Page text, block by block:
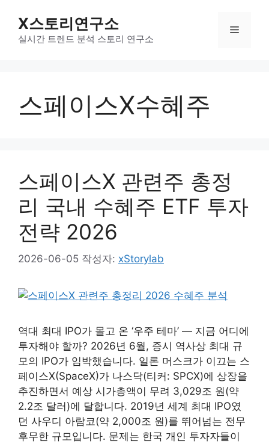
X스토리연구소
실시간 트렌드 분석 스토리 연구소
메
스페이스X수혜주
스페이스X 관련주 총정
리 국내 수혜주 ETF 투자
전략 2026
2026-06-05 작성자: xStorylab
역대 최대 IPO가 몰고 온 ‘우주 테마’ — 지금 어디에
투자해야 할까? 2026년 6월, 증시 역사상 최대 규
모의 IPO가 임박했습니다. 일론 머스크가 이끄는 스
페이스X(SpaceX)가 나스닥(티커: SPCX)에 상장을
추진하면서 예상 시가총액이 무려 3,029조 원(약
2.2조 달러)에 달합니다. 2019년 세계 최대 IPO였
던 사우디 아람코(약 2,000조 원)를 뛰어넘는 전무
후무한 규모입니다. 문제는 한국 개인 투자자들이